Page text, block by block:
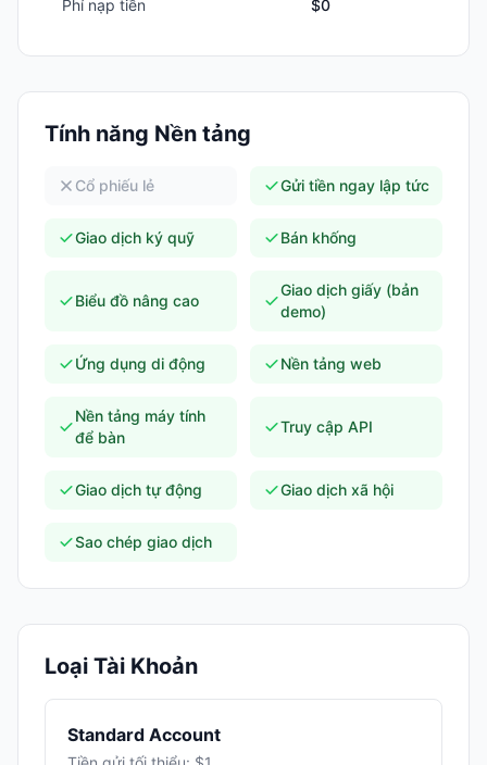
Phí nạp tiền $0
Tính năng Nền tảng
Cổ phiếu lẻ Gửi tiền ngay lập tức
Giao dịch ký quỹ Bán khống
Biểu đồ nâng cao
Giao dịch giấy (bản
demo)
Ứng dụng di động Nền tảng web
Nền tảng máy tính
để bàn
Truy cập API
Giao dịch tự động Giao dịch xã hội
Sao chép giao dịch
Loại Tài Khoản
Standard Account